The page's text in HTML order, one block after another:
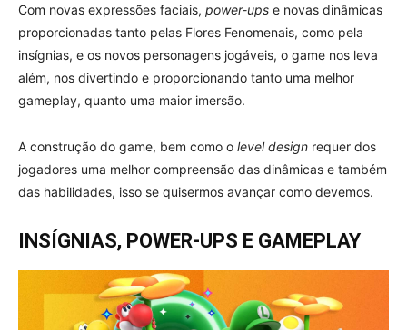
Com novas expressões faciais, power-ups e novas dinâmicas
proporcionadas tanto pelas Flores Fenomenais, como pela
insígnias, e os novos personagens jogáveis, o game nos leva
além, nos divertindo e proporcionando tanto uma melhor
gameplay, quanto uma maior imersão.
A construção do game, bem como o level design requer dos
jogadores uma melhor compreensão das dinâmicas e também
das habilidades, isso se quisermos avançar como devemos.
INSÍGNIAS, POWER-UPS E GAMEPLAY